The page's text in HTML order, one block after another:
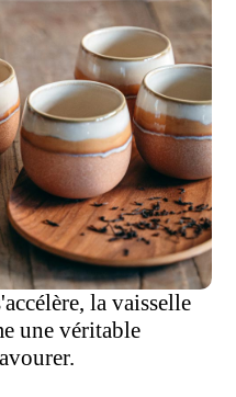
la vaisselle
une véritable